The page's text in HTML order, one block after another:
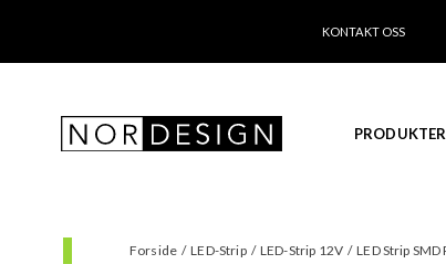
KONTAKT OSS
PRODUKTER
Forside / LED-Strip / LED-Strip 12V / LED Strip